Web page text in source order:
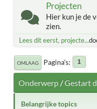
Projecten
Hier kun je de
zien.
Lees dit eerst, projecte...
OMLAAG Pagina's 1
Onderwerp/Gestart
Belangrijke topics